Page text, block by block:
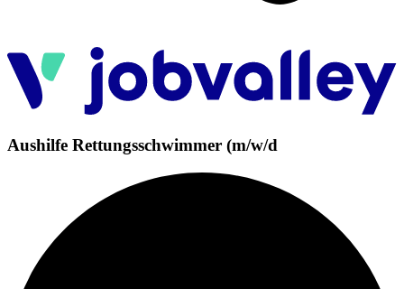
Aushilfe Rettungsschwimmer (m/w/d